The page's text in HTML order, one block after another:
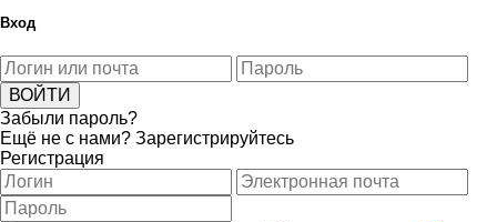
Вход
Забыли пароль?
Ещё не с нами? Зарегистрируйтесь
Регистрация